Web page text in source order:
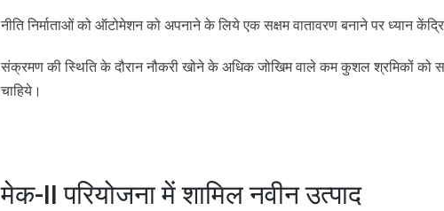
नीति निर्माताओं को ऑटोमेशन को अपनाने के लिये एक सक्षम वातावरण बनाने पर ध्यान
संक्रमण की स्थिति के दौरान नौकरी खोने के अधिक जोखिम वाले कम कुशल श्रमिकों को
चाहिये।
मेक-II परियोजना में शामिल नवीन उत्पाद